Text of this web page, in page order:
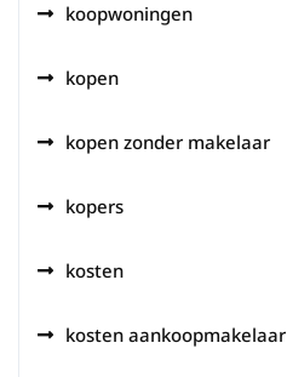
koopwoningen
kopen
kopen zonder makelaar
kopers
kosten
kosten aankoopmakelaar